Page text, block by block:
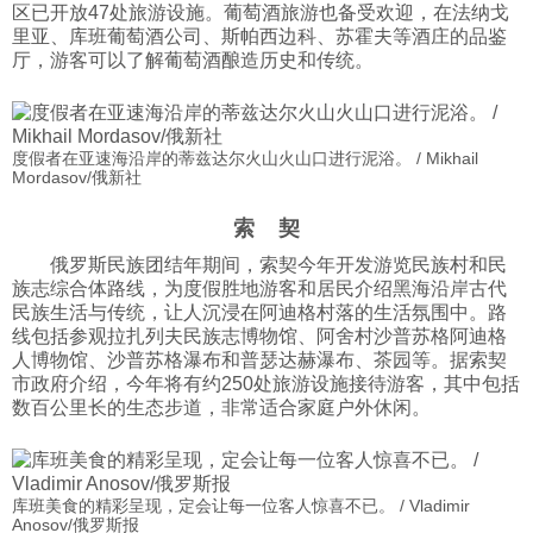
区已开放47处旅游设施。葡萄酒旅游也备受欢迎，在法纳戈
里亚、库班葡萄酒公司、斯帕西边科、苏霍夫等酒庄的品鉴
厅，游客可以了解葡萄酒酿造历史和传统。
度假者在亚速海沿岸的蒂兹达尔火山火山口进行泥浴。 / Mikhail
Mordasov/俄新社
索 契
俄罗斯民族团结年期间，索契今年开发游览民族村和民
族志综合体路线，为度假胜地游客和居民介绍黑海沿岸古代
民族生活与传统，让人沉浸在阿迪格村落的生活氛围中。路
线包括参观拉扎列夫民族志博物馆、阿舍村沙普苏格阿迪格
人博物馆、沙普苏格瀑布和普瑟达赫瀑布、茶园等。据索契
市政府介绍，今年将有约250处旅游设施接待游客，其中包括
数百公里长的生态步道，非常适合家庭户外休闲。
库班美食的精彩呈现，定会让每一位客人惊喜不已。 / Vladimir
Anosov/俄罗斯报